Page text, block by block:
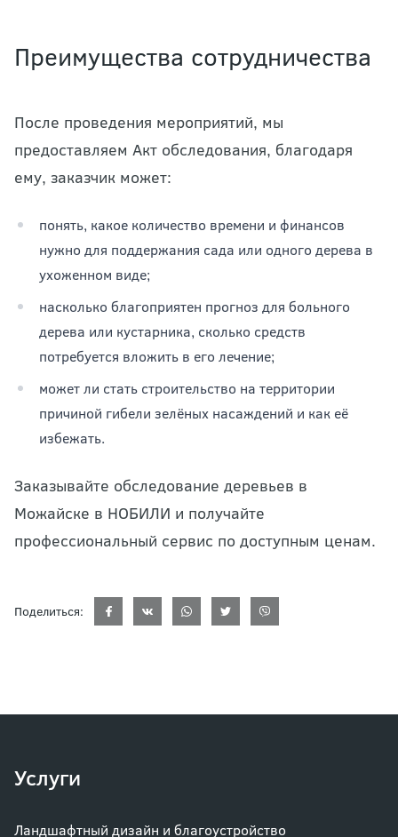
Преимущества сотрудничества
После проведения мероприятий, мы
предоставляем Акт обследования, благодаря
ему, заказчик может:
понять, какое количество времени и финансов
нужно для поддержания сада или одного дерева в
ухоженном виде;
насколько благоприятен прогноз для больного
дерева или кустарника, сколько средств
потребуется вложить в его лечение;
может ли стать строительство на территории
причиной гибели зелёных насаждений и как её
избежать.
Заказывайте обследование деревьев в
Можайске в НОБИЛИ и получайте
профессиональный сервис по доступным ценам.
Поделиться:
Услуги
Ландшафтный дизайн и благоустройство